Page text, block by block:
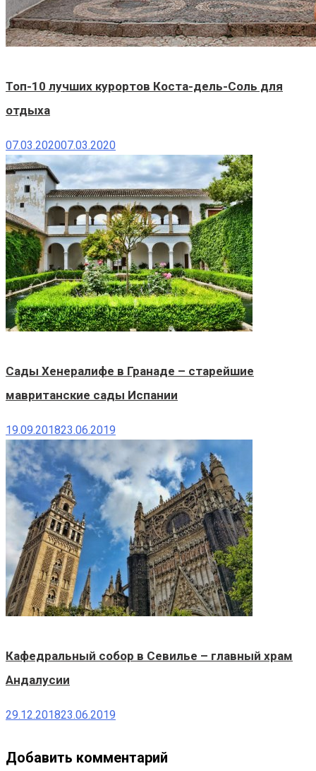
Топ-10 лучших курортов Коста-дель-Соль для
отдыха
07.03.202007.03.2020
Сады Хенералифе в Гранаде – старейшие
мавританские сады Испании
19.09.201823.06.2019
Кафедральный собор в Севилье – главный храм
Андалусии
29.12.201823.06.2019
Добавить комментарий